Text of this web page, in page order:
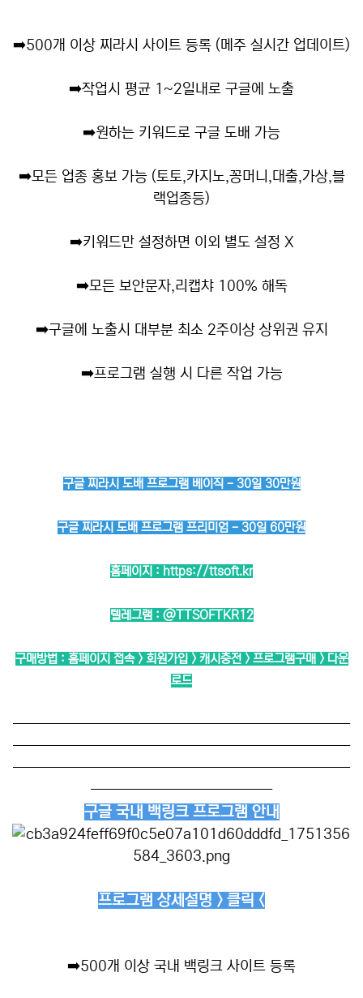
➡️500개 이상 찌라시 사이트 등록 (메주 실시간 업데이트)
➡️작업시 평균 1~2일내로 구글에 노출
➡️원하는 키워드로 구글 도배 가능
➡️모든 업종 홍보 가능 (토토,카지노,꽁머니,대출,가상,블
랙업종등)
➡️키워드만 설정하면 이외 별도 설정 X
➡️모든 보안문자,리캡챠 100% 해독
➡️구글에 노출시 대부분 최소 2주이상 상위권 유지
➡️프로그램 실행 시 다른 작업 가능
구글 찌라시 도배 프로그램 베이직 - 30일 30만원
구글 찌라시 도배 프로그램 프리미엄 - 30일 60만원
홈페이지 : https://ttsoft.kr
텔레그램 : @TTSOFTKR12
구매방법 : 홈페이지 접속 > 회원가입 > 캐시충전 > 프로그램구매 > 다운
로드
──────────────────────────
──────────────────────────
──────────────────────────
──────────────
구글 국내 백링크 프로그램 안내
프로그램 상세설명 > 클릭 <
➡️500개 이상 국내 백링크 사이트 등록